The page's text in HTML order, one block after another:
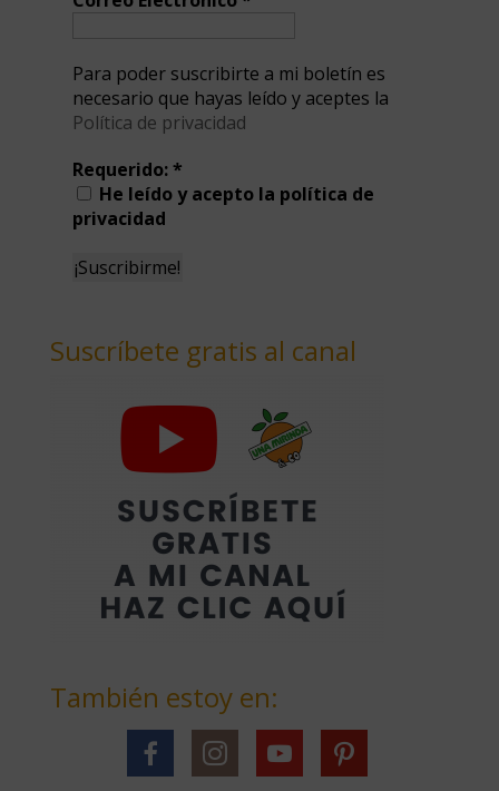
Para poder suscribirte a mi boletín es
necesario que hayas leído y aceptes la
Política de privacidad
Requerido:*
He leído y acepto la política de
privacidad
Suscríbete gratis al canal
También estoy en: